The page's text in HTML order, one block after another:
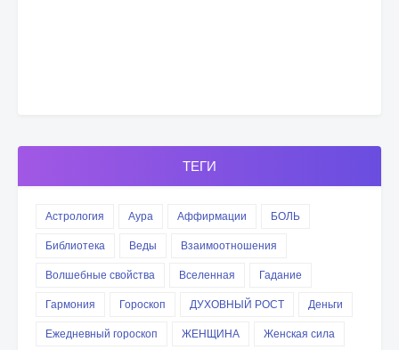
ТЕГИ
Астрология Аура Аффирмации
БОЛЬ
Библиотека
Веды
Взаимоотношения
Волшебные свойства
Вселенная
Гадание
Гармония
Гороскоп ДУХОВНЫЙ РОСТ
Деньги
Ежедневный гороскоп
ЖЕНЩИНА
Женская сила